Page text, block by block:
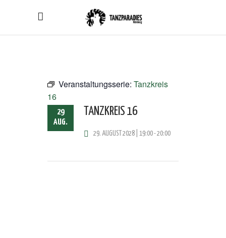
Veranstaltungsserie: Tanzkreis
16
29
AUG.
TANZKREIS 16
29. AUGUST 2028 | 19:00-20:00